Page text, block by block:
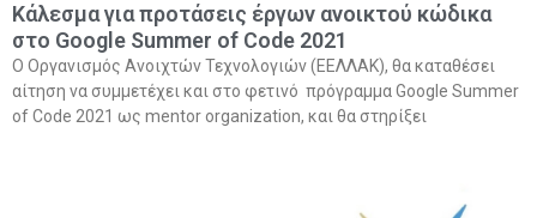
Κάλεσμα για προτάσεις έργων ανοικτού κώδικα
στο Google Summer of Code 2021
Ο Οργανισμός Ανοιχτών Τεχνολογιών (ΕΕΛΛΑΚ), θα καταθέσει
αίτηση να συμμετέχει και στο φετινό πρόγραμμα Google Summer
of Code 2021 ως mentor organization, και θα στηρίξει